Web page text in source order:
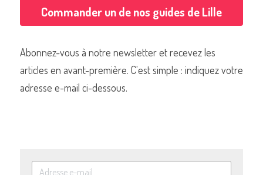
Commander un de nos guides de Lille
Abonnez-vous à notre newsletter et recevez les
articles en avant-première. C'est simple : indiquez votre
adresse e-mail ci-dessous.